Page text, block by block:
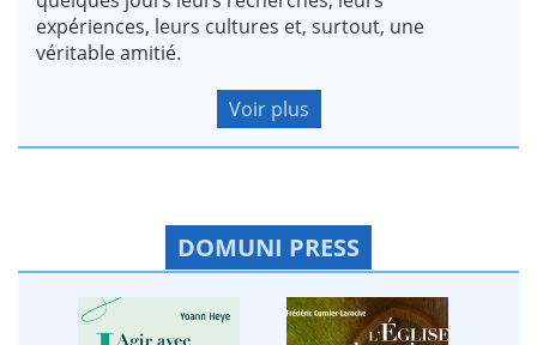
expériences, leurs cultures et, surtout, une
véritable amitié.
Voir plus
DOMUNI PRESS